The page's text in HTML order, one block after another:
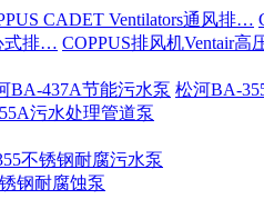
CADET Ventilators通风排…
式排… COPPUS排风机Ventair
BA-437A节能污水泵 松河BA-
污水处理管道泵
不锈钢耐腐污水泵
钢耐腐蚀泵